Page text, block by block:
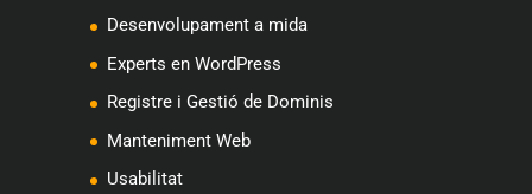
Desenvolupament a mida
Experts en WordPress
Registre i Gestió de Dominis
Manteniment Web
Usabilitat